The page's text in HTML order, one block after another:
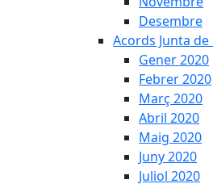
Desembre
Acords Junta
Gener 2020
Febrer 2020
Març 2020
Abril 2020
Maig 2020
Juny 2020
Juliol 2020